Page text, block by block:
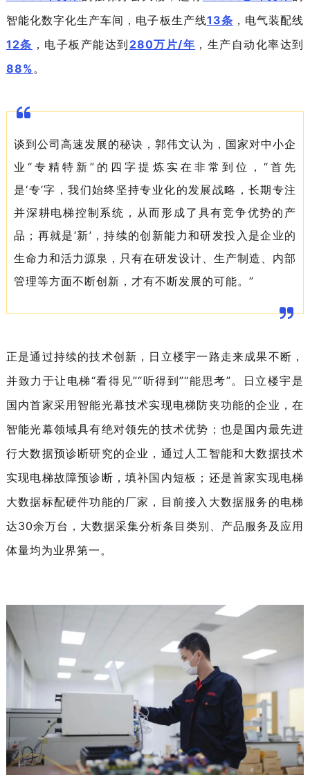
智能化数字化生产车间，电子板生产线13条 ，电气装配线
12条 ，电子板产能达到 280万片/年 ，生产自动化率达到
88%。
谈到公司高速发展的秘诀，郭伟文认为，国家对中小企
业“专精特新”的四字提炼实在非常到位，“首先
是‘专’字，我们始终坚持专业化的发展战略，长期专注
并深耕电梯控制系统，从而形成了具有竞争优势的产
品；再就是‘新’，持续的创新能力和研发投入是企业的
生命力和活力源泉，只有在研发设计、生产制造、内部
管理等方面不断创新，才有不断发展的可能。”
正是通过持续的技术创新，日立楼宇一路走来成果不断，
并致力于让电梯“看得见”“听得到”“能思考”。日立楼宇是
国内首家采用智能光幕技术实现电梯防夹功能的企业，在
智能光幕领域具有绝对领先的技术优势；也是国内最先进
行大数据预诊断研究的企业，通过人工智能和大数据技术
实现电梯故障预诊断，填补国内短板；还是首家实现电梯
大数据标配硬件功能的厂家，目前接入大数据服务的电梯
达30余万台，大数据采集分析条目类别、产品服务及应用
体量均为业界第一。